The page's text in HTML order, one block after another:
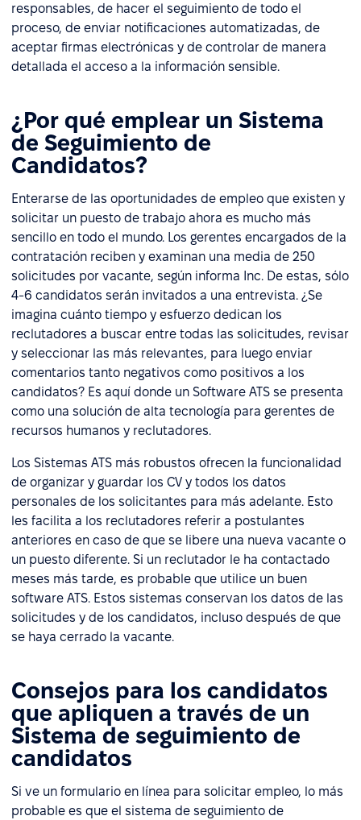
responsables, de hacer el seguimiento de todo el
proceso, de enviar notificaciones automatizadas, de
aceptar firmas electrónicas y de controlar de manera
detallada el acceso a la información sensible.
¿Por qué emplear un Sistema
de Seguimiento de
Candidatos?
Enterarse de las oportunidades de empleo que existen y
solicitar un puesto de trabajo ahora es mucho más
sencillo en todo el mundo. Los gerentes encargados de la
contratación reciben y examinan una media de 250
solicitudes por vacante, según informa Inc. De estas, sólo
4-6 candidatos serán invitados a una entrevista. ¿Se
imagina cuánto tiempo y esfuerzo dedican los
reclutadores a buscar entre todas las solicitudes, revisar
y seleccionar las más relevantes, para luego enviar
comentarios tanto negativos como positivos a los
candidatos? Es aquí donde un Software ATS se presenta
como una solución de alta tecnología para gerentes de
recursos humanos y reclutadores.
Los Sistemas ATS más robustos ofrecen la funcionalidad
de organizar y guardar los CV y todos los datos
personales de los solicitantes para más adelante. Esto
les facilita a los reclutadores referir a postulantes
anteriores en caso de que se libere una nueva vacante o
un puesto diferente. Si un reclutador le ha contactado
meses más tarde, es probable que utilice un buen
software ATS. Estos sistemas conservan los datos de las
solicitudes y de los candidatos, incluso después de que
se haya cerrado la vacante.
Consejos para los candidatos
que apliquen a través de un
Sistema de seguimiento de
candidatos
Si ve un formulario en línea para solicitar empleo, lo más
probable es que el sistema de seguimiento de